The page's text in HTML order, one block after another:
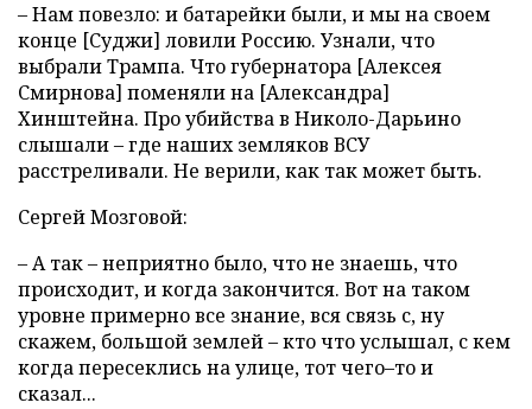
– Нам повезло: и батарейки были, и мы на своем
конце [Суджи] ловили Россию. Узнали, что
выбрали Трампа. Что губернатора [Алексея
Смирнова] поменяли на [Александра]
Хинштейна. Про убийства в Николо-Дарьино
слышали – где наших земляков ВСУ
расстреливали. Не верили, как так может быть.
Сергей Мозговой:
– А так – неприятно было, что не знаешь, что
происходит, и когда закончится. Вот на таком
уровне примерно все знание, вся связь с, ну
скажем, большой землей – кто что услышал, с кем
когда пересеклись на улице, тот чего–то и
сказал...